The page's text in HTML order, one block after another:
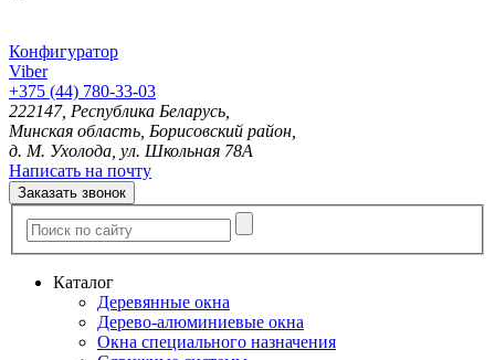
Конфигуратор
Viber
+375 (44) 780-33-03
222147, Республика Беларусь,
Минская область, Борисовский район,
д. М. Ухолода, ул. Школьная 78А
Написать на почту
Заказать звонок
Каталог
Деревянные окна
Дерево-алюминиевые окна
Окна специального назначения